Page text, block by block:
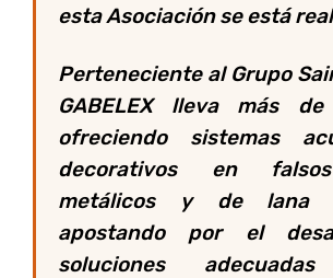
esta Asociación se está
Perteneciente al Grupo
GABELEX lleva más
ofreciendo sistemas
decorativos en
metálicos y de lana
apostando por el
soluciones